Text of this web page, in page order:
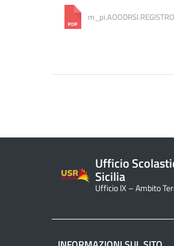
Ufficio
Sicilia
Ufficio IX – Ambito